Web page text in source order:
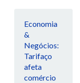
Economia
&
Negócios:
Tarifaço
afeta
comércio